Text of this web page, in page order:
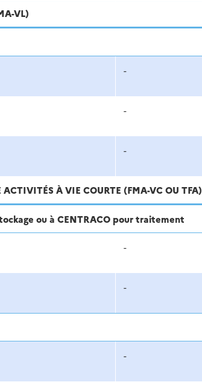
VL)
-
-
-
À VIE COURTE (FMA-VC OU TFA)
ou à CENTRACO pour traitement
-
-
-